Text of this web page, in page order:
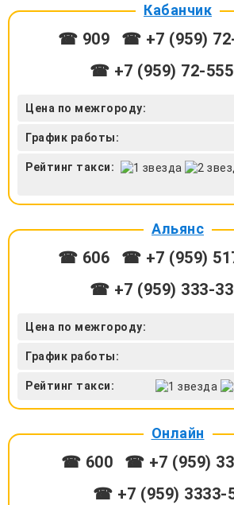
Кабанчик
☎ 909
☎ +7 (959)
☎ +7 (959) 72-
Цена по межгороду:
График работы:
Рейтинг такси:
Альянс
☎ 606
☎ +7 (959)
☎ +7 (959) 333-
Цена по межгороду:
График работы:
Рейтинг такси:
Онлайн
☎ 600
☎ +7 (959)
☎ +7 (959) 3333-